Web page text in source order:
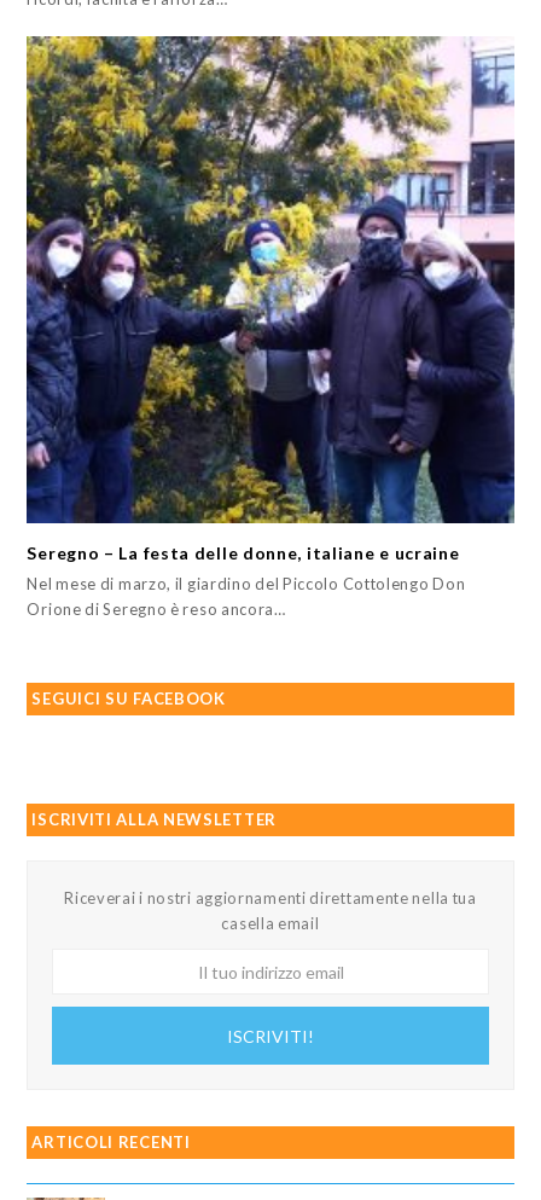
Seregno – La festa delle donne, italiane e ucraine
Nel mese di marzo, il giardino del Piccolo Cottolengo Don
Orione di Seregno è reso ancora…
SEGUICI SU FACEBOOK
ISCRIVITI ALLA NEWSLETTER
Riceverai i nostri aggiornamenti direttamente nella tua
casella email
ISCRIVITI!
ARTICOLI RECENTI